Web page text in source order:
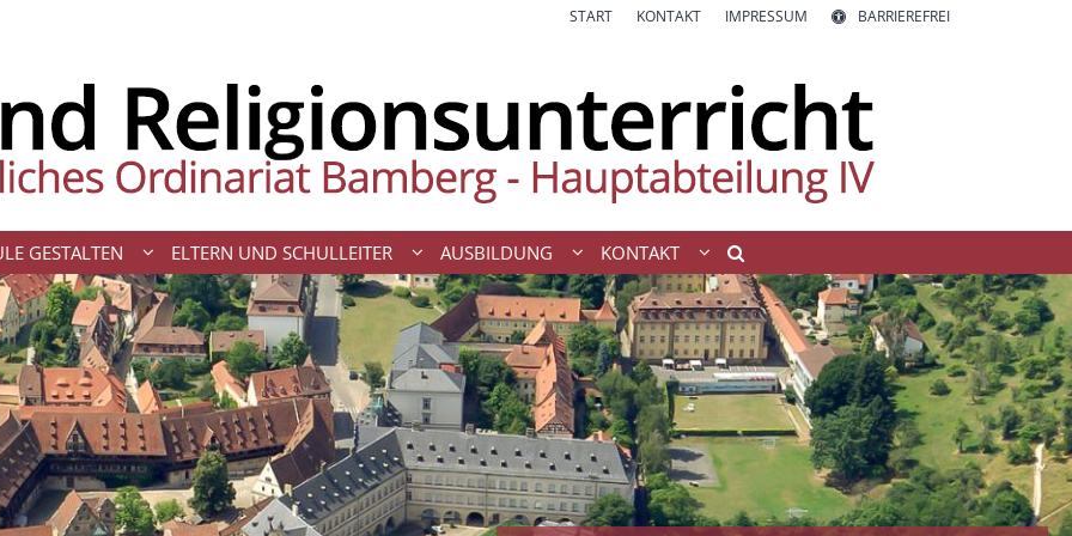
START KONTAKT IMPRESSUM BARRIEREFREI
GESTALTEN ELTERN UND SCHULLEITER AUSBILDUNG KONTAKT